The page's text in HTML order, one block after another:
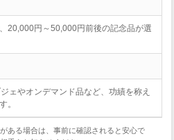
20,000円～50,000円前後の記念品が選
ェやオンデマンド品など、功績を称え
。
ある場合は、事前に確認されると安心で